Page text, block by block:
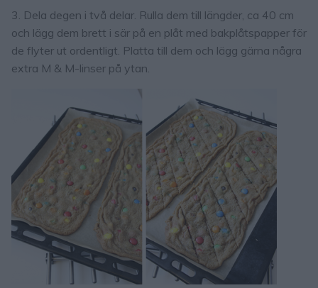
3. Dela degen i två delar. Rulla dem till längder, ca 40 cm
och lägg dem brett i sär på en plåt med bakplåtspapper för
de flyter ut ordentligt. Platta till dem och lägg gärna några
extra M & M-linser på ytan.